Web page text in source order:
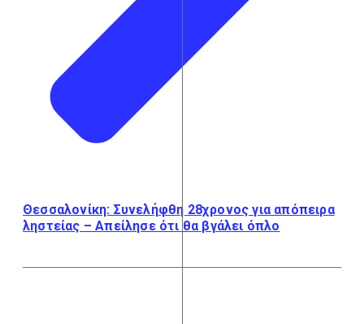
Θεσσαλονίκη: Συνελήφθη 28χρονος για απόπειρα
ληστείας – Απείλησε ότι θα βγάλει όπλο